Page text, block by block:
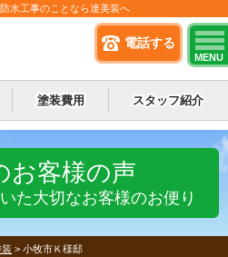
電話する
MENU
水工事のことなら達美装へ
塗装費用 スタッフ紹介
お客様の声
た大切なお客様のお便り
> 小牧市Ｋ様邸